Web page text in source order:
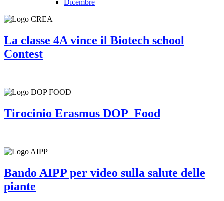
Dicembre
La classe 4A vince il Biotech school
Contest
Tirocinio Erasmus DOP_Food
Bando AIPP per video sulla salute delle
piante